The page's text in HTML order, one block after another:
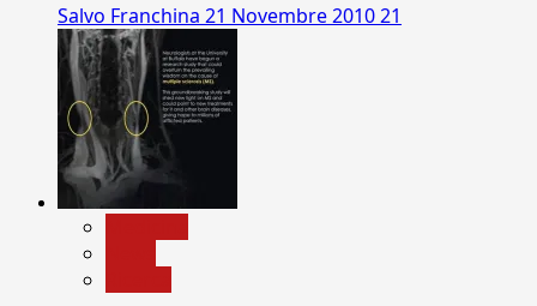
Salvo Franchina 21 Novembre 201021